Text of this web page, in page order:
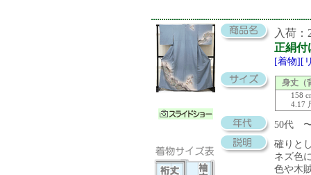
入荷：
正絹付
[着物][
身丈（
158
4.17
50代
確りと
ネズ色
色や木